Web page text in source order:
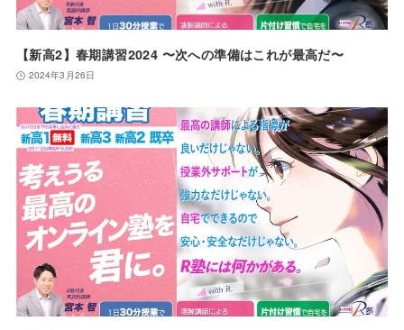
【新高2】春期講習2024 〜次への準備はこれが最高だ〜
2024年3月26日